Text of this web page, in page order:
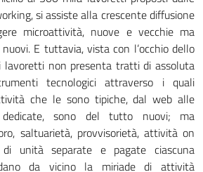
si assiste alla crescente diffusione
microattività, nuove e vecchie ma
E tuttavia, vista con l’occhio dello
lavoretti non presenta tratti di assoluta
tecnologici attraverso i quali
che le sono tipiche, dal web alle
sono del tutto nuovi; ma
saltuarietà, provvisorietà, attività on
di unità separate e pagate ciascuna
da vicino la miriade di attività